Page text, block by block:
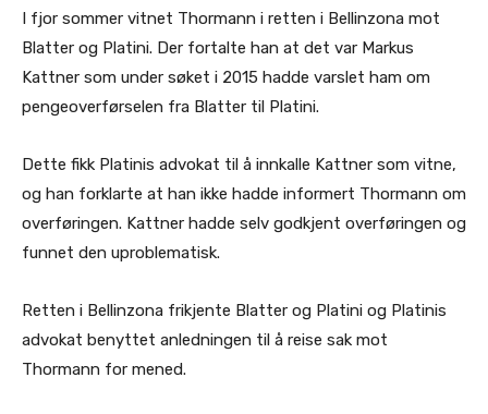
I fjor sommer vitnet Thormann i retten i Bellinzona mot
Blatter og Platini. Der fortalte han at det var Markus
Kattner som under søket i 2015 hadde varslet ham om
pengeoverførselen fra Blatter til Platini.
Dette fikk Platinis advokat til å innkalle Kattner som vitne,
og han forklarte at han ikke hadde informert Thormann om
overføringen. Kattner hadde selv godkjent overføringen og
funnet den uproblematisk.
Retten i Bellinzona frikjente Blatter og Platini og Platinis
advokat benyttet anledningen til å reise sak mot
Thormann for mened.